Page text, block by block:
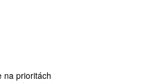
na prioritách